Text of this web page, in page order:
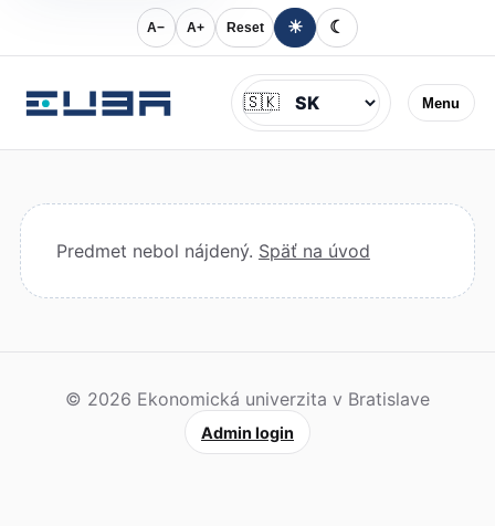
A− A+ Reset ☀ ☾
Menu
Jazyk
🇸🇰
Predmet nebol nájdený. Späť na úvod
© 2026 Ekonomická univerzita v Bratislave
Admin login